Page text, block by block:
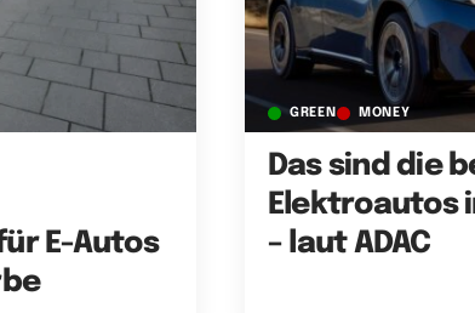
E-Autos
GREEN MONEY
Das sind die
Elektroautos
– laut ADAC